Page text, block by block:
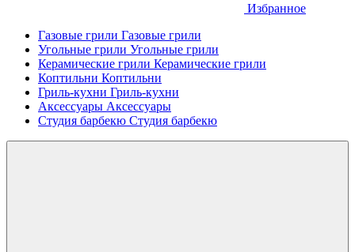
Избранное
Газовые грили Газовые грили
Угольные грили Угольные грили
Керамические грили Керамические грили
Коптильни Коптильни
Гриль-кухни Гриль-кухни
Аксессуары Аксессуары
Студия барбекю Студия барбекю